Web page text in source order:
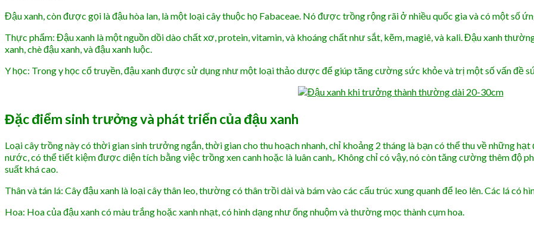
Đậu xanh, còn được gọi là đậu hòa lan, là một loại cây thuộc họ Fabaceae. Nó được trồng rộng rãi ở nhiều quốc gia và có một số
Thực phẩm: Đậu xanh là một nguồn dồi dào chất xơ, protein, vitamin, và khoáng chất như sắt, kẽm, magiê, và kali. Đậu xanh
xanh, chè đậu xanh, và đậu xanh luộc.
Y học: Trong y học cổ truyền, đậu xanh được sử dụng như một loại thảo dược để giúp tăng cường sức khỏe và trị một số vấn đề
Đặc điểm sinh trưởng và phát triển của đậu xanh
Loại cây trồng này có thời gian sinh trưởng ngắn, thời gian cho thu hoạch nhanh, chỉ khoảng 2 tháng là bạn có thể thu về những
nước, có thể tiết kiệm được diện tích bằng việc trồng xen canh hoặc là luân canh,. Không chỉ có vậy, nó còn tăng cường thêm độ
suất khá cao.
Thân và tán lá: Cây đậu xanh là loại cây thân leo, thường có thân trồi dài và bám vào các cấu trúc xung quanh để leo lên. Các lá có
Hoa: Hoa của đậu xanh có màu trắng hoặc xanh nhạt, có hình dạng như ống nhuộm và thường mọc thành cụm hoa.